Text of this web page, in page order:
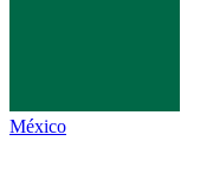
México